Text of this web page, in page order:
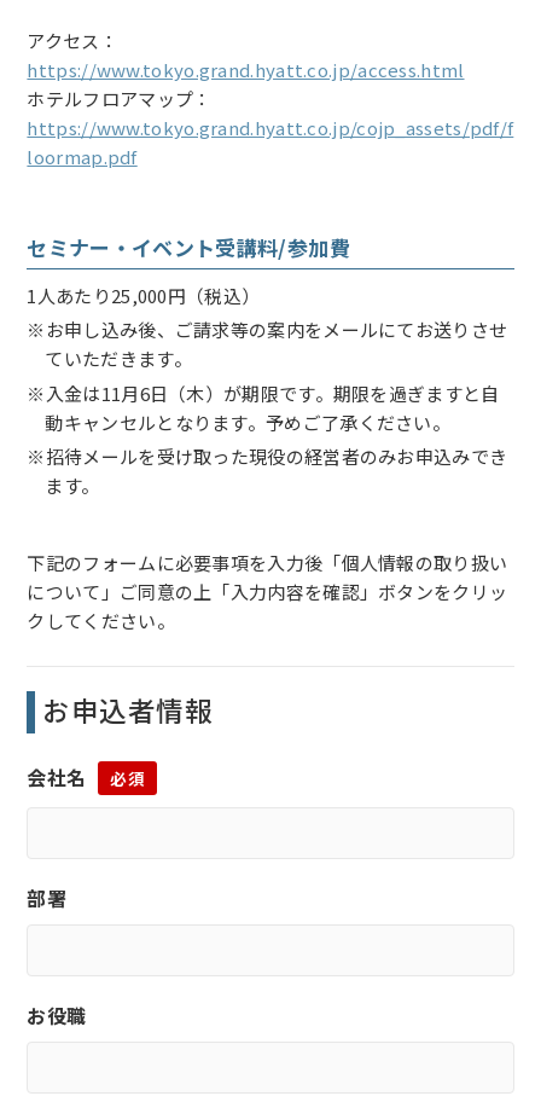
アクセス：
https://www.tokyo.grand.hyatt.co.jp/access.html
ホテルフロアマップ：
https://www.tokyo.grand.hyatt.co.jp/cojp_assets/pdf/f
loormap.pdf
セミナー・イベント受講料/参加費
1人あたり25,000円（税込）
※お申し込み後、ご請求等の案内をメールにてお送りさせ
ていただきます。
※入金は11月6日（木）が期限です。期限を過ぎますと自
動キャンセルとなります。予めご了承ください。
※招待メールを受け取った現役の経営者のみお申込みでき
ます。
下記のフォームに必要事項を入力後「個人情報の取り扱い
について」ご同意の上「入力内容を確認」ボタンをクリッ
クしてください。
お申込者情報
会社名 必須
部署
お役職